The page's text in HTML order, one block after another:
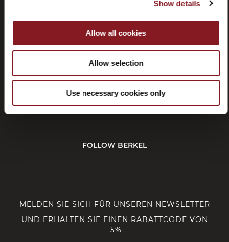
Show details
Allow all cookies
Allow selection
Use necessary cookies only
KUNDENDIENST
CORPORATE
FOLLOW BERKEL
MELDEN SIE SICH FÜR UNSEREN NEWSLETTER
UND ERHALTEN SIE EINEN RABATTCODE VON
-5%